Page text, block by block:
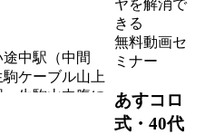
中駅（中間
ケーブル山上
生駒山中腹に
ヤを解消で
きる
無料動画セ
ミナー
あすコロ
式・40代